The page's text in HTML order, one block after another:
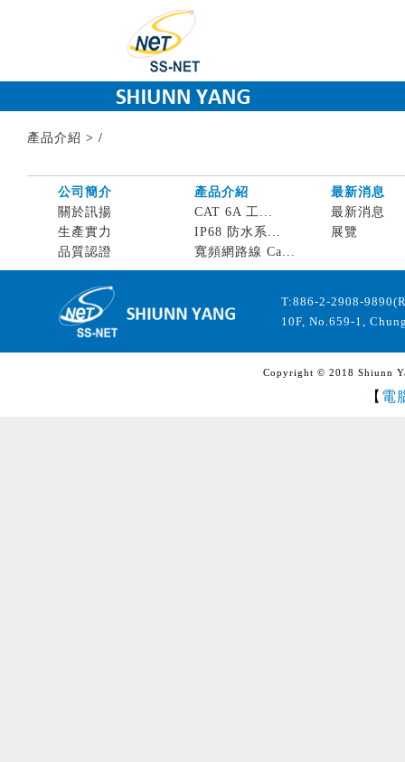
產品介紹 > /
公司簡介 產品介紹
最新消息
關於訊揚
生產實力
品質認證
CAT 6A 工...
IP68 防水系...
寬頻網路線 Ca...
最新消息
展覽
T:886-2-2908-
10F, No.659-1,
Copyright © 2018 Shiunn
【 電